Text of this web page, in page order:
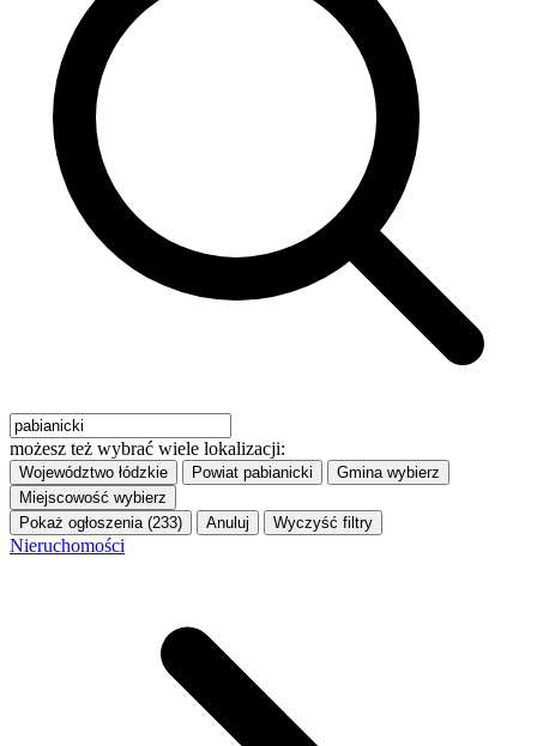
możesz też wybrać wiele lokalizacji:
Województwo łódzkie Powiat pabianicki Gmina wybierz
Miejscowość wybierz
Pokaż ogłoszenia (233)
Anuluj Wyczyść filtry
Nieruchomości